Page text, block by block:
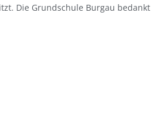
Die Grundschule Burgau